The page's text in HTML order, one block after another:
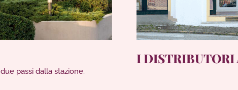
passi dalla stazione.
I